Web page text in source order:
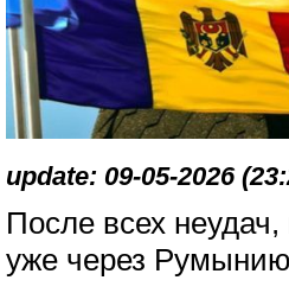
update: 09-05-2026
После всех
уже через